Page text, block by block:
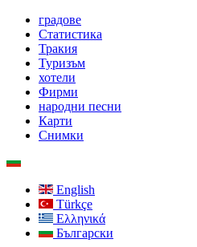
градове
Статистика
Тракия
Туризъм
хотели
Фирми
народни песни
Карти
Снимки
English
Türkçe
Ελληνικά
Български